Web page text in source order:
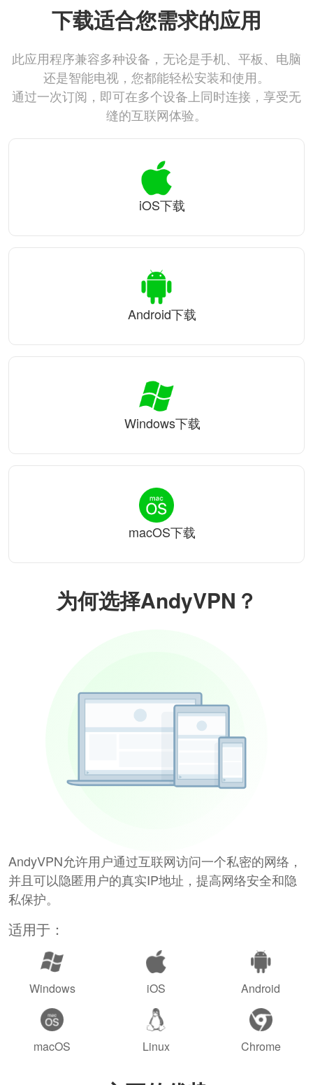
为何选择AndyVPN？
AndyVPN允许用户通过互联网访问一个私密的网络，
并且可以隐匿用户的真实IP地址，提高网络安全和隐
私保护。
适用于：
Windows iOS Android
macOS Linux Chrome
下载适合您需求的应用
此应用程序兼容多种设备，无论是手机、平板、电脑
还是智能电视，您都能轻松安装和使用。
通过一次订阅，即可在多个设备上同时连接，享受无
缝的互联网体验。
iOS下载
Android下载
Windows下载
macOS下载